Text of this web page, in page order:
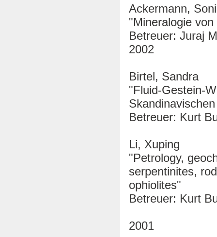
Ackermann,
"Mineralogie
Betreuer: Juraj
2002
Birtel, Sandra
"Fluid-Gestein-
Betreuer: Kurt
Li, Xuping
"Petrology,
serpentinites,
ophiolites"
Betreuer: Kurt
2001